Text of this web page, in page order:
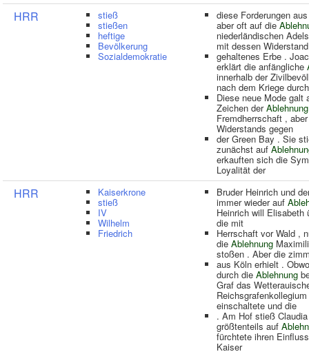
HRR stieß
stießen
heftige
Bevölkerung
Sozialdemokratie
diese Forderungen
aber oft auf die
niederländischen
mit dessen Widerstand
gehaltenes Erbe .
erklärt die anfängliche
innerhalb der
nach dem Kriege
Diese neue Mode galt
Zeichen derAblehnung
Fremdherrschaft ,
Widerstands gegen
der Green Bay . Sie
zunächst auf
erkauften sich die
Loyalität der
HRR Kaiserkrone
stieß
IV
Wilhelm
Friedrich
Bruder Heinrich und
immer wieder auf
Heinrich will Elisabeth
die mit
Herrschaft vor Wald ,
die Ablehnung
stoßen . Aber die
aus Köln erhielt .
durch die Ablehnung
Graf das
Reichsgrafenkollegium
einschaltete und die
. Am Hof stieß
größtenteils auf
fürchtete ihren
Kaiser